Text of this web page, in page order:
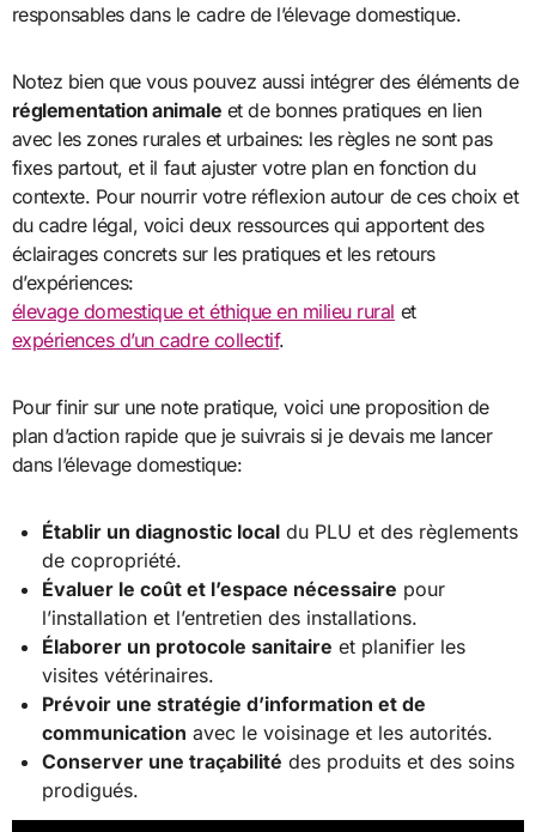
responsables dans le cadre de l’élevage domestique.
Notez bien que vous pouvez aussi intégrer des éléments de
réglementation animale et de bonnes pratiques en lien
avec les zones rurales et urbaines: les règles ne sont pas
fixes partout, et il faut ajuster votre plan en fonction du
contexte. Pour nourrir votre réflexion autour de ces choix et
du cadre légal, voici deux ressources qui apportent des
éclairages concrets sur les pratiques et les retours
d’expériences:
élevage domestique et éthique en milieu rural et
expériences d’un cadre collectif.
Pour finir sur une note pratique, voici une proposition de
plan d’action rapide que je suivrais si je devais me lancer
dans l’élevage domestique:
Établir un diagnostic local du PLU et des règlements
de copropriété.
Évaluer le coût et l’espace nécessaire pour
l’installation et l’entretien des installations.
Élaborer un protocole sanitaire et planifier les
visites vétérinaires.
Prévoir une stratégie d’information et de
communication avec le voisinage et les autorités.
Conserver une traçabilité des produits et des soins
prodigués.